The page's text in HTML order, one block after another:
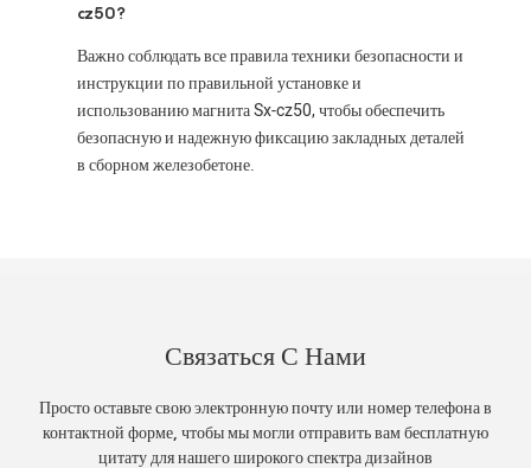
cz50?
Важно соблюдать все правила техники безопасности и
инструкции по правильной установке и
использованию магнита Sx-cz50, чтобы обеспечить
безопасную и надежную фиксацию закладных деталей
в сборном железобетоне.
Связаться С Нами
Просто оставьте свою электронную почту или номер телефона в
контактной форме, чтобы мы могли отправить вам бесплатную
цитату для нашего широкого спектра дизайнов